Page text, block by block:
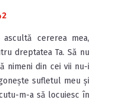
ascultă cererea mea,
dreptatea Ta. Să nu
nimeni din cei vii nu-i
sufletul meu și
m-a să locuiesc în